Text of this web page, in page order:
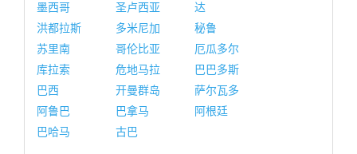
墨西哥 圣卢西亚
达
洪都拉斯
多米尼加
秘鲁
苏里南
哥伦比亚
厄瓜多尔
库拉索
危地马拉
巴巴多斯
巴西
开曼群岛
萨尔瓦多
阿鲁巴
巴拿马
阿根廷
巴哈马
古巴